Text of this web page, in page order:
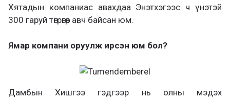
Хятадын компаниас авахдаа Энэтхэгээс ч үнэтэй
300 гаруй төгрөгөөр авч байсан юм.
Ямар компани оруулж ирсэн юм бол?
Дамбын Хишгээ гэдгээр нь олны мэдэх